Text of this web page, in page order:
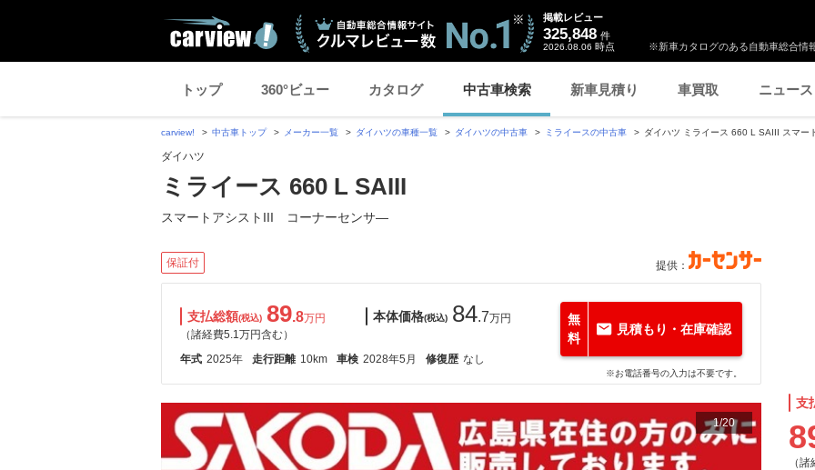
※新車カタログのある自動車総合情
掲載レビュー
325,848 件
2026.08.06 時点
トップ 360°ビュー カタログ 中古車検索 新車見積り 車買取 ニュース
carview! 中古車トップ メーカー一覧 ダイハツの車種一覧 ダイハツの中古車 ミライースの中古車 ダイハツ ミライース 660 L SAIII スマ
ダイハツ
ミライース 660 L SAIII
スマートアシストIII コーナーセンサ―
保証付 提供：
支払総額(税込) 89.8万円
（諸経費5.1万円含む）
本体価格(税込) 84.7万円
年式 2025年 走行距離 10km 車検 2028年5月 修復歴 なし
無
料
見積もり・在庫確認
※お電話番号の入力は不要です。
1/20
支
（